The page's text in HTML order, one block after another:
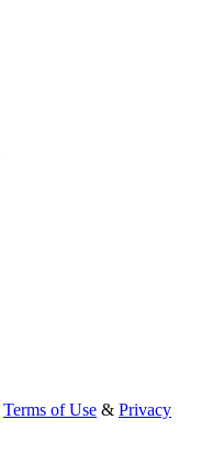
Terms of Use & Privacy